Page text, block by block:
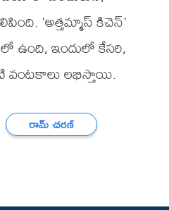
'అత్తమ్మాస్ కిచెన్'
ఉంది, ఇందులో కేసరి,
వంటకాలు లభిస్తాయి.
రామ్ చరణ్